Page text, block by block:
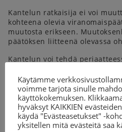
Kantelun ratkaisija ei voi
kohteena olevia
muutosta erikseen.
päätöksen liitteenä olevassa
Kantelun voi tehdä
kantelut osoitetaan
oikeusasiamiehelle.
käsittelee Valvira.
Kehitysvammaisten Tukiliitto
hallintokantelustaja sen
Käytämme
voimme tarjota sinulle
käyttökokemuksen.
hyväksyt KAIKKIEN
käydä "Evästeasetukset" -
yksitellen mitä evästeitä saa